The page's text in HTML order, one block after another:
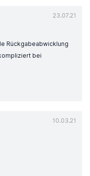
23.07.21
Rückgabeabwicklung
bei
10.03.21